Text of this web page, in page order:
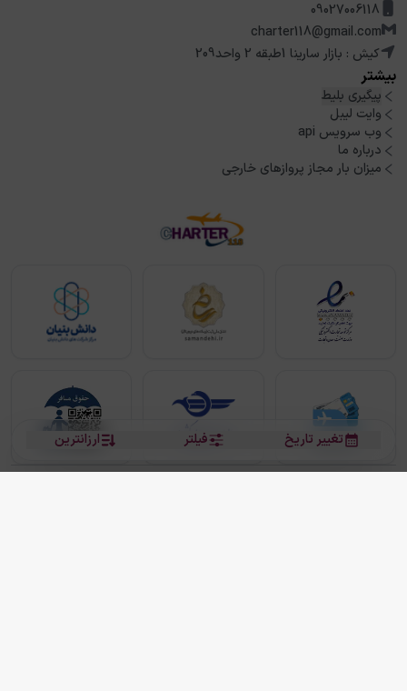
ارزانترین فیلتر تغییر تاریخ
09027006118
charter118@gmail.com
کیش : بازار سارینا 1طبقه 2 واحد209
بیشتر
پیگیری بلیط
وایت لیبل
وب سرویس api
درباره ما
میزان بار مجاز پروازهای خارجی